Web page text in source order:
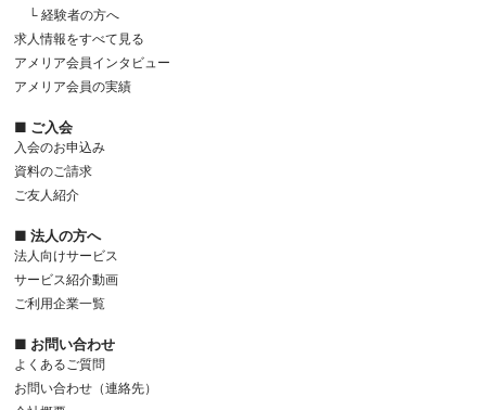
└ 経験者の方へ
求人情報をすべて見る
アメリア会員インタビュー
アメリア会員の実績
■ ご入会
入会のお申込み
資料のご請求
ご友人紹介
■ 法人の方へ
法人向けサービス
サービス紹介動画
ご利用企業一覧
■ お問い合わせ
よくあるご質問
お問い合わせ（連絡先）